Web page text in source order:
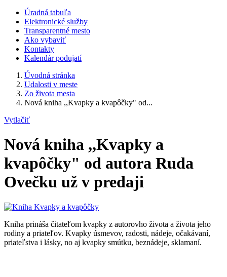
Úradná tabuľa
Elektronické služby
Transparentné mesto
Ako vybaviť
Kontakty
Kalendár podujatí
Úvodná stránka
Udalosti v meste
Zo života mesta
Nová kniha ,,Kvapky a kvapôčky" od...
Vytlačiť
Nová kniha ,,Kvapky a
kvapôčky" od autora Ruda
Ovečku už v predaji
Kniha prináša čitateľom kvapky z autorovho života a života jeho
rodiny a priateľov. Kvapky úsmevov, radosti, nádeje, očakávaní,
priateľstva i lásky, no aj kvapky smútku, beznádeje, sklamaní.